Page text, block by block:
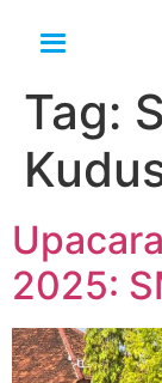
Tag:
2025: